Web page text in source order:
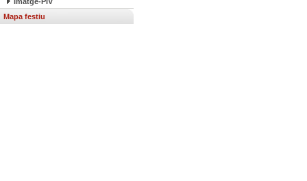
Mapa festiu